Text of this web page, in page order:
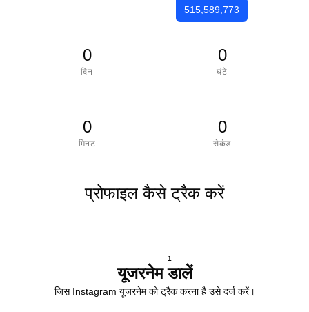
515,589,773
0
दिन
0
घंटे
0
मिनट
0
सेकंड
प्रोफाइल कैसे ट्रैक करें
1
यूजरनेम डालें
जिस Instagram यूजरनेम को ट्रैक करना है उसे दर्ज करें।